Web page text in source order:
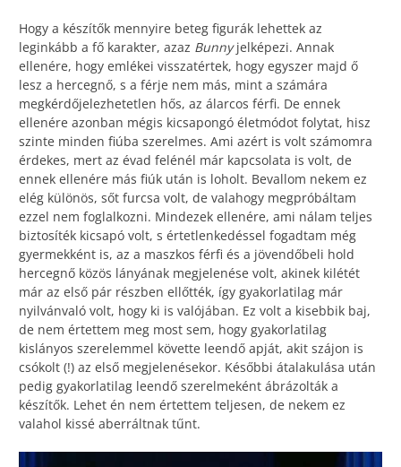
Hogy a készítők mennyire beteg figurák lehettek az
leginkább a fő karakter, azaz Bunnyjelképezi. Annak
ellenére, hogy emlékei visszatértek, hogy egyszer majd ő
lesz a hercegnő, s a férje nem más, mint a számára
megkérdőjelezhetetlen hős, az álarcos férfi. De ennek
ellenére azonban mégis kicsapongó életmódot folytat, hisz
szinte minden fiúba szerelmes. Ami azért is volt számomra
érdekes, mert az évad felénél már kapcsolata is volt, de
ennek ellenére más fiúk után is loholt. Bevallom nekem ez
elég különös, sőt furcsa volt, de valahogy megpróbáltam
ezzel nem foglalkozni. Mindezek ellenére, ami nálam teljes
biztosíték kicsapó volt, s értetlenkedéssel fogadtam még
gyermekként is, az a maszkos férfi és a jövendőbeli hold
hercegnő közös lányának megjelenése volt, akinek kilétét
már az első pár részben ellőtték, így gyakorlatilag már
nyilvánvaló volt, hogy ki is valójában. Ez volt a kisebbik baj,
de nem értettem meg most sem, hogy gyakorlatilag
kislányos szerelemmel követte leendő apját, akit szájon is
csókolt (!) az első megjelenésekor. Későbbi átalakulása után
pedig gyakorlatilag leendő szerelmeként ábrázolták a
készítők. Lehet én nem értettem teljesen, de nekem ez
valahol kissé aberráltnak tűnt.